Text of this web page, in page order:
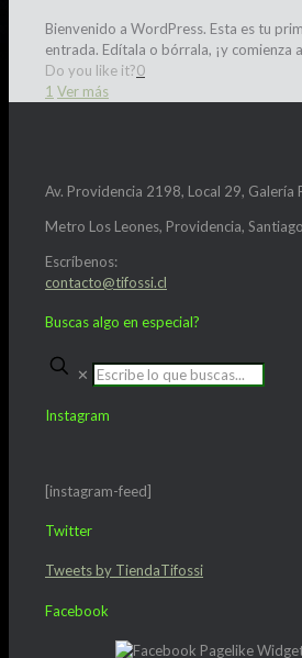
Bienvenido a WordPress. Esta es tu
entrada. Edítala o bórrala, ¡y comienza
Do you like it?0
1 Ver más
Av. Providencia 2198, Local 29, Galería
Metro Los Leones, Providencia, Santiago
Escríbenos:
contacto@tifossi.cl
Buscas algo en especial?
✕
Instagram
[instagram-feed]
Twitter
Tweets by TiendaTifossi
Facebook